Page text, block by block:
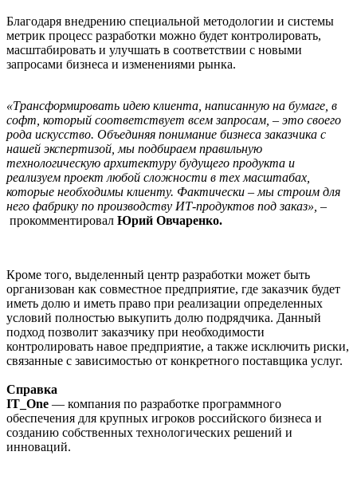
Благодаря внедрению специальной методологии и системы
метрик процесс разработки можно будет контролировать,
масштабировать и улучшать в соответствии с новыми
запросами бизнеса и изменениями рынка.
«Трансформировать идею клиента, написанную на бумаге, в
софт, который соответствует всем запросам, – это своего
рода искусство. Объединяя понимание бизнеса заказчика с
нашей экспертизой, мы подбираем правильную
технологическую архитектуру будущего продукта и
реализуем проект любой сложности в тех масштабах,
которые необходимы клиенту. Фактически – мы строим для
него фабрику по производству ИТ-продуктов под заказ», –
прокомментировал Юрий Овчаренко.
Кроме того, выделенный центр разработки может быть
организован как совместное предприятие, где заказчик будет
иметь долю и иметь право при реализации определенных
условий полностью выкупить долю подрядчика. Данный
подход позволит заказчику при необходимости
контролировать навое предприятие, а также исключить риски,
связанные с зависимостью от конкретного поставщика услуг.
Справка
IT_One — компания по разработке программного
обеспечения для крупных игроков российского бизнеса и
созданию собственных технологических решений и
инноваций.